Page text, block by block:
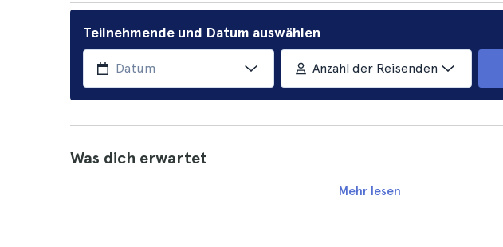
Teilnehmende und Datum auswählen
Anzahl der Reisenden
Was dich erwartet
Mehr lesen